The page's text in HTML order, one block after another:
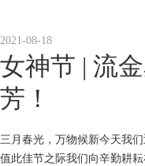
2021-08-18
女神节 | 流
芳！
三月春光，万物候新今天我
值此佳节之际我们向辛勤耕